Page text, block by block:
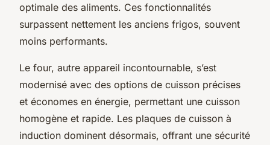
optimale des aliments. Ces fonctionnalités
surpassent nettement les anciens frigos, souvent
moins performants.
Le four, autre appareil incontournable, s’est
modernisé avec des options de cuisson précises
et économes en énergie, permettant une cuisson
homogène et rapide. Les plaques de cuisson à
induction dominent désormais, offrant une sécurité